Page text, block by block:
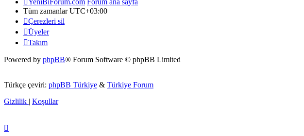
YeniBiForum.com Forum ana sayfa
Tüm zamanlarUTC+03:00
Çerezleri sil
Üyeler
Takım
Powered by phpBB® Forum Software © phpBB Limited
Türkçe çeviri: phpBB Türkiye & Türkiye Forum
Gizlilik | Koşullar